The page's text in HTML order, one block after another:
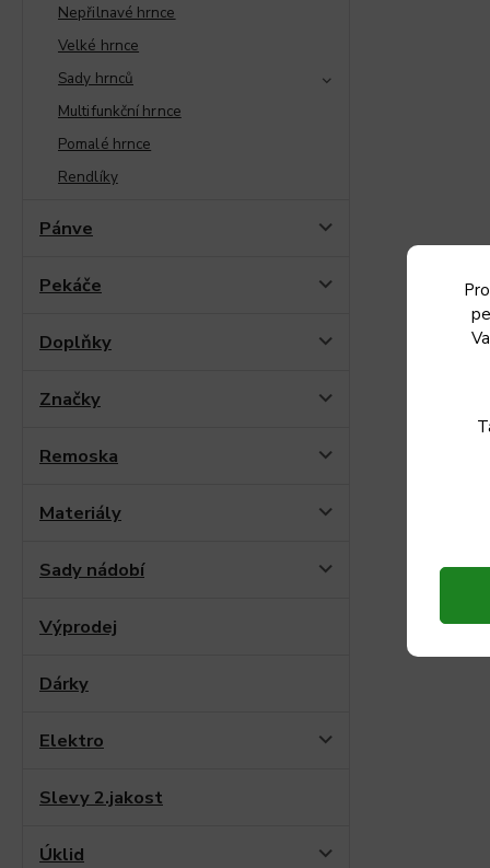
Nepřilnavé hrnce
Velké hrnce
Sady hrnců
Multifunkční hrnce
Pomalé hrnce
Rendlíky
Pánve
Pekáče
Doplňky
Značky
Remoska
Materiály
Sady nádobí
Výprodej
Dárky
Elektro
Slevy 2.jakost
Úklid